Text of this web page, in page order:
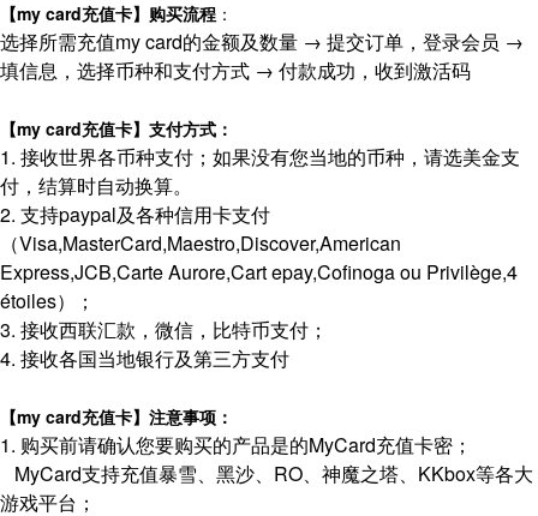
【my card充值卡】购买流程 ：
选择所需充值my card的金额及数量 → 提交订单，登录会员 →
填信息，选择币种和支付方式 → 付款成功，收到激活码
【my card充值卡】支付方式：
1. 接收世界各币种支付；如果没有您当地的币种，请选美金支
付，结算时自动换算。
2. 支持paypal及各种信用卡支付
（Visa,MasterCard,Maestro,Discover,American
Express,JCB,Carte Aurore,Cart epay,Cofinoga ou Privilège,4
étoiles）；
3. 接收西联汇款，微信，比特币支付；
4. 接收各国当地银行及第三方支付
【my card充值卡】注意事项：
1. 购买前请确认您要购买的产品是的MyCard充值卡密；
MyCard支持充值暴雪、黑沙、RO、神魔之塔、KKbox等各大
游戏平台；